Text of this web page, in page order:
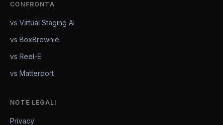
CONFRONTA
vs Virtual Staging AI
vs BoxBrownie
vs Reel-E
vs Matterport
NOTE LEGALI
Privacy